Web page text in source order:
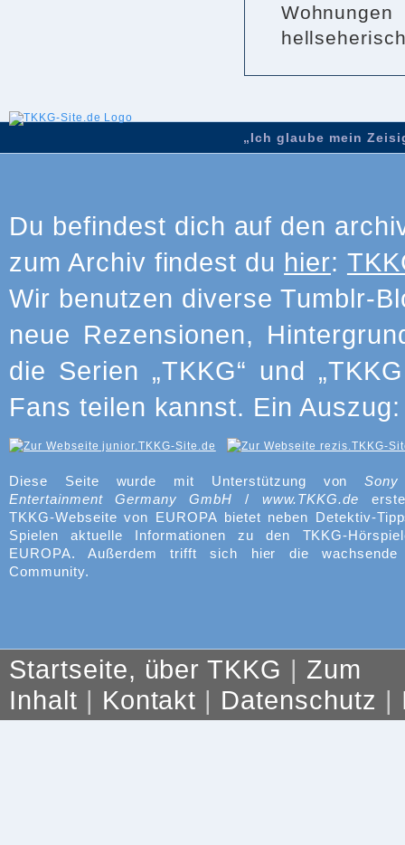
„Ich glaube mein
Du befindest dich auf den
zum Archiv findest du hier:
Wir benutzen diverse Tumblr-
neue Rezensionen,
die Serien „TKKG“ und
Fans teilen kannst. Ein Auszug:
Diese Seite wurde mit Unterstützung von
Entertainment Germany GmbH / www.TKKG.de
TKKG-Webseite von EUROPA bietet neben Detektiv-
Spielen aktuelle Informationen zu den TKKG-
EUROPA. Außerdem trifft sich hier die wachsende
Community.
Startseite, über TKKG | Zum
Inhalt | Kontakt | Datenschutz |